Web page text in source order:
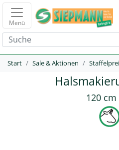
Menü
Start Sale & Aktionen
120